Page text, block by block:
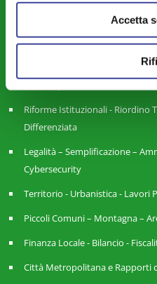
Accetta
Sicurezza - Protezione Civile -
Istruzione - Educazione -
Servizi Pubblici Locali -
Riforme Istituzionali - Riordino
Differenziata
Legalità – Semplificazione –
Cybersecurity
Territorio - Urbanistica - Lavori
Piccoli Comuni – Montagna –
Finanza Locale - Bilancio -
Città Metropolitana e Rapporti